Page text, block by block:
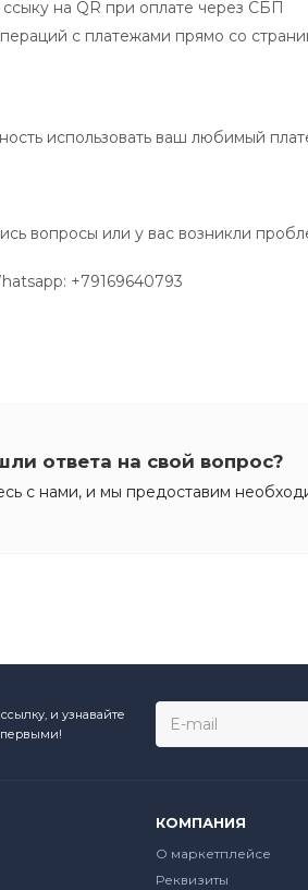
на QR при оплате через СБП
с платежами прямо со
использовать ваш любимый
вопросы или у вас возникли
+79169640793
ответа на свой вопрос?
с нами, и мы предоставим
и узнавайте
первыми!
КОМПАНИЯ
О маркетплейсе
Реквизиты